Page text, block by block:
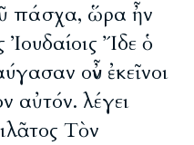
πάσχα, ὥρα ἦν
Ἰουδαίοις Ἴδε ὁ
οὖν ἐκεῖνοι
αὐτόν. λέγει
Τὸν